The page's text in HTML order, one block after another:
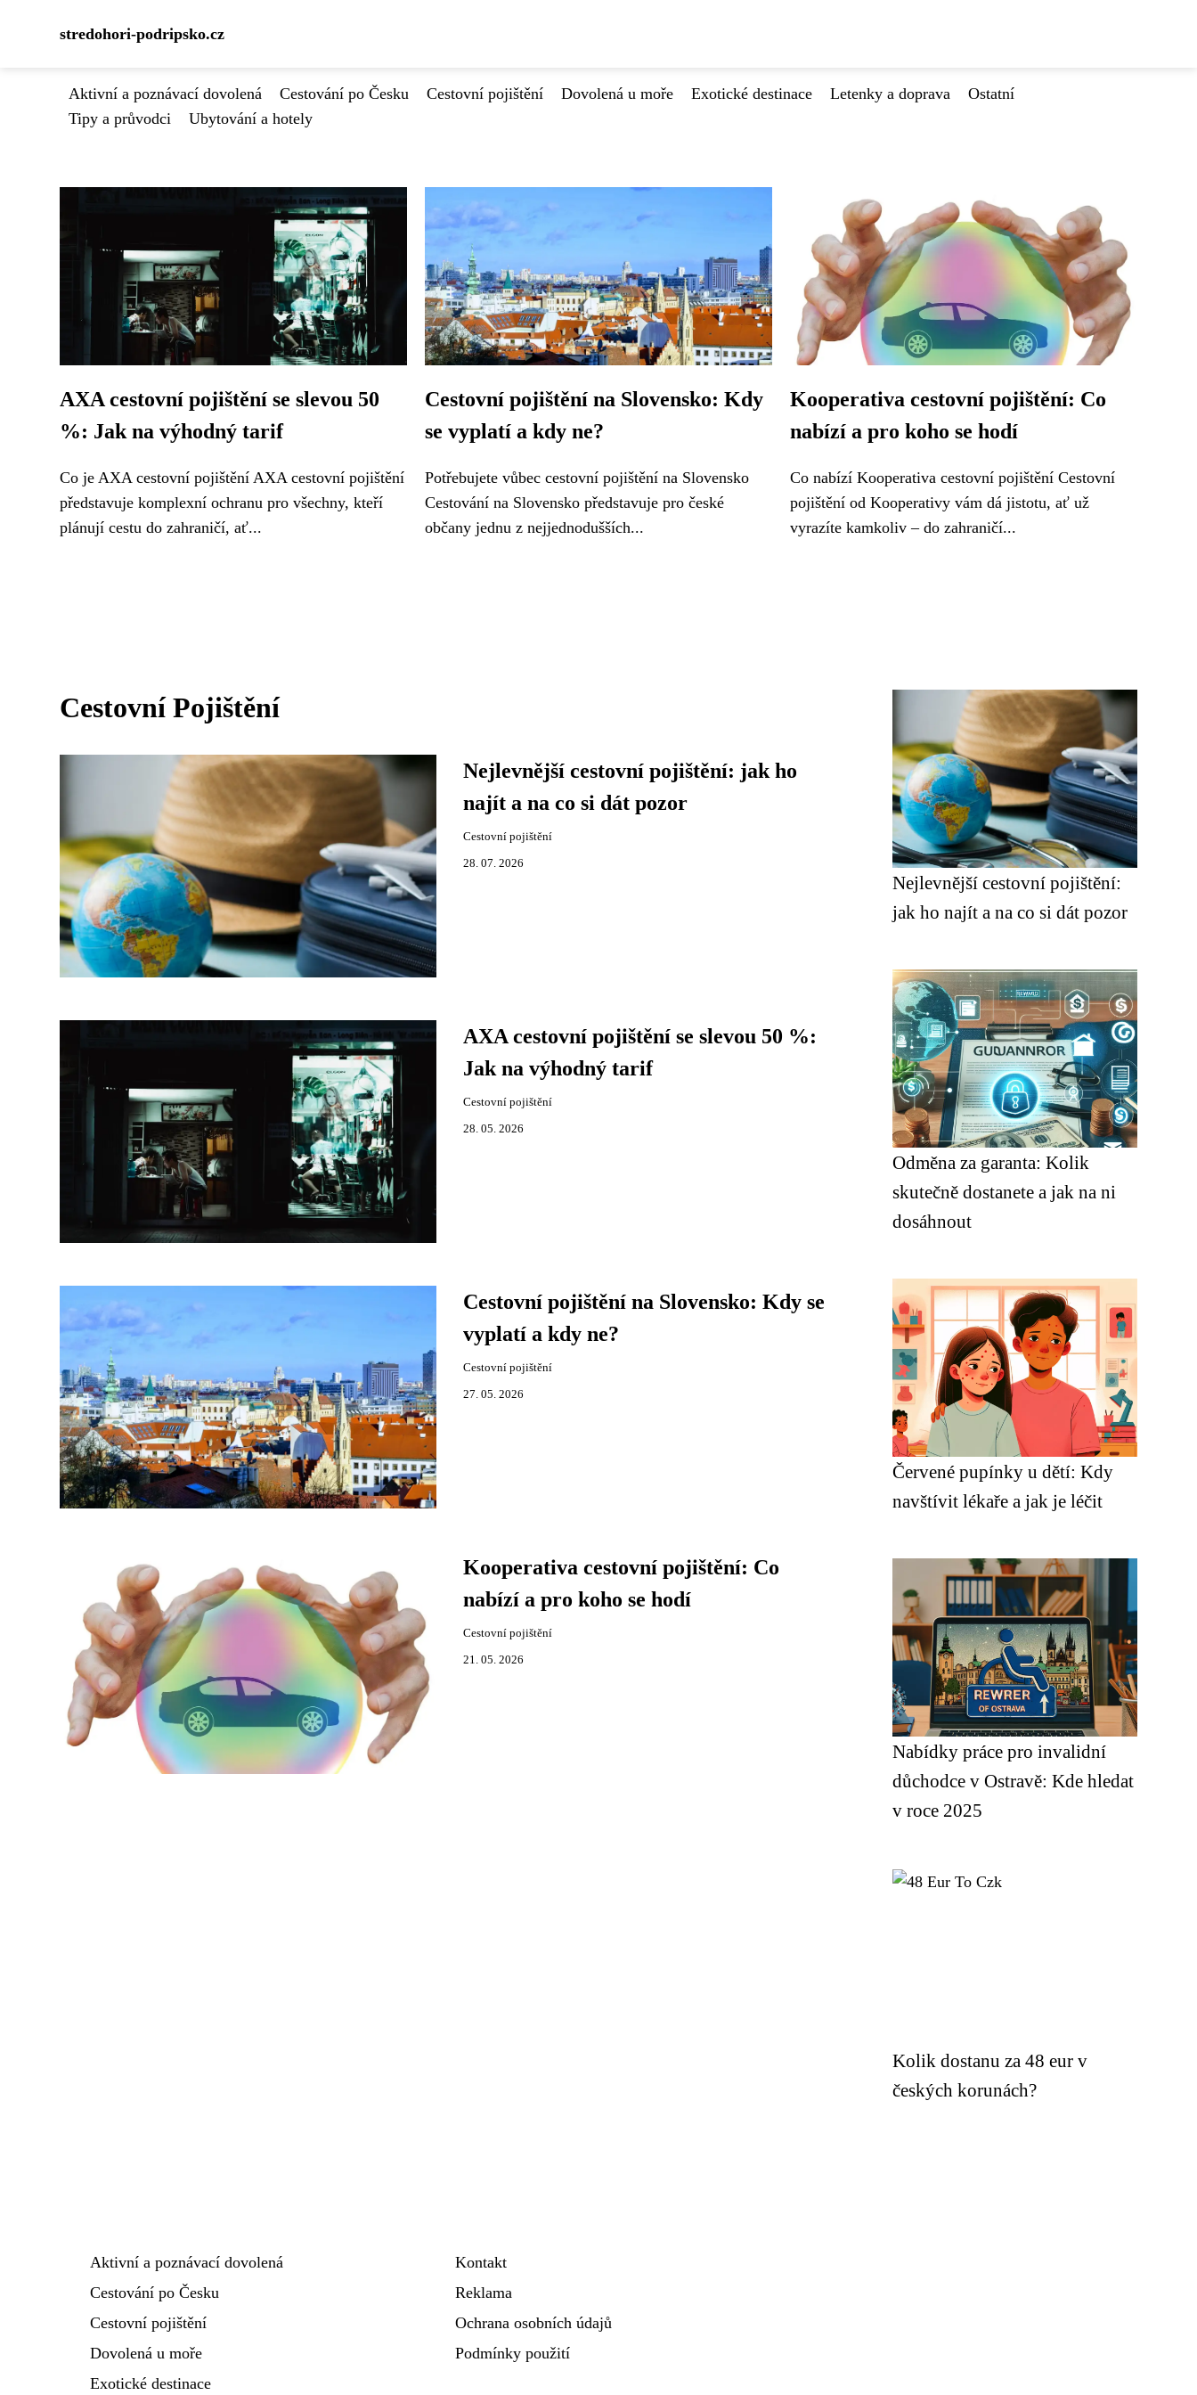
stredohori-podripsko.cz
Aktivní a poznávací dovolená Cestování po Česku Cestovní pojištění Dovolená u moře Exotické destinace Letenky a doprava
Ostatní
Tipy a průvodci
Ubytování a hotely
AXA cestovní pojištění se slevou 50
%: Jak na výhodný tarif
Co je AXA cestovní pojištění AXA cestovní pojištění
představuje komplexní ochranu pro všechny, kteří
plánují cestu do zahraničí, ať...
Cestovní pojištění na Slovensko: Kdy
se vyplatí a kdy ne?
Potřebujete vůbec cestovní pojištění na Slovensko
Cestování na Slovensko představuje pro české
občany jednu z nejjednodušších...
Kooperativa cestovní pojištění: Co
nabízí a pro koho se hodí
Co nabízí Kooperativa cestovní pojištění Cestovní
pojištění od Kooperativy vám dá jistotu, ať už
vyrazíte kamkoliv – do zahraničí...
Cestovní Pojištění
Nejlevnější cestovní pojištění: jak ho
najít a na co si dát pozor
Cestovní pojištění
28. 07. 2026
AXA cestovní pojištění se slevou 50 %:
Jak na výhodný tarif
Cestovní pojištění
28. 05. 2026
Cestovní pojištění na Slovensko: Kdy se
vyplatí a kdy ne?
Cestovní pojištění
27. 05. 2026
Kooperativa cestovní pojištění: Co
nabízí a pro koho se hodí
Cestovní pojištění
21. 05. 2026
Nejlevnější cestovní pojištění:
jak ho najít a na co si dát pozor
Odměna za garanta: Kolik
skutečně dostanete a jak na ni
dosáhnout
Červené pupínky u dětí: Kdy
navštívit lékaře a jak je léčit
Nabídky práce pro invalidní
důchodce v Ostravě: Kde hledat
v roce 2025
Kolik dostanu za 48 eur v
českých korunách?
Aktivní a poznávací dovolená
Cestování po Česku
Cestovní pojištění
Dovolená u moře
Exotické destinace
Kontakt
Reklama
Ochrana osobních údajů
Podmínky použití